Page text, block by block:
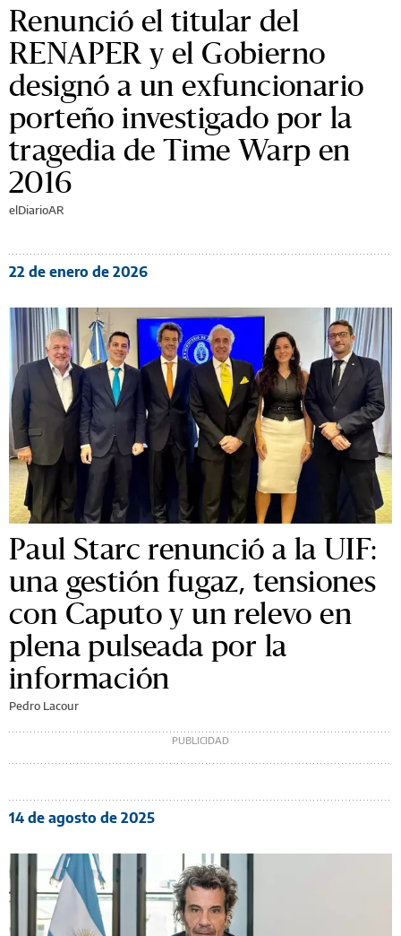
Renunció el titular del
RENAPER y el Gobierno
designó a un exfuncionario
porteño investigado por la
tragedia de Time Warp en
2016
elDiarioAR
22 de enero de 2026
Paul Starc renunció a la UIF:
una gestión fugaz, tensiones
con Caputo y un relevo en
plena pulseada por la
información
Pedro Lacour
14 de agosto de 2025